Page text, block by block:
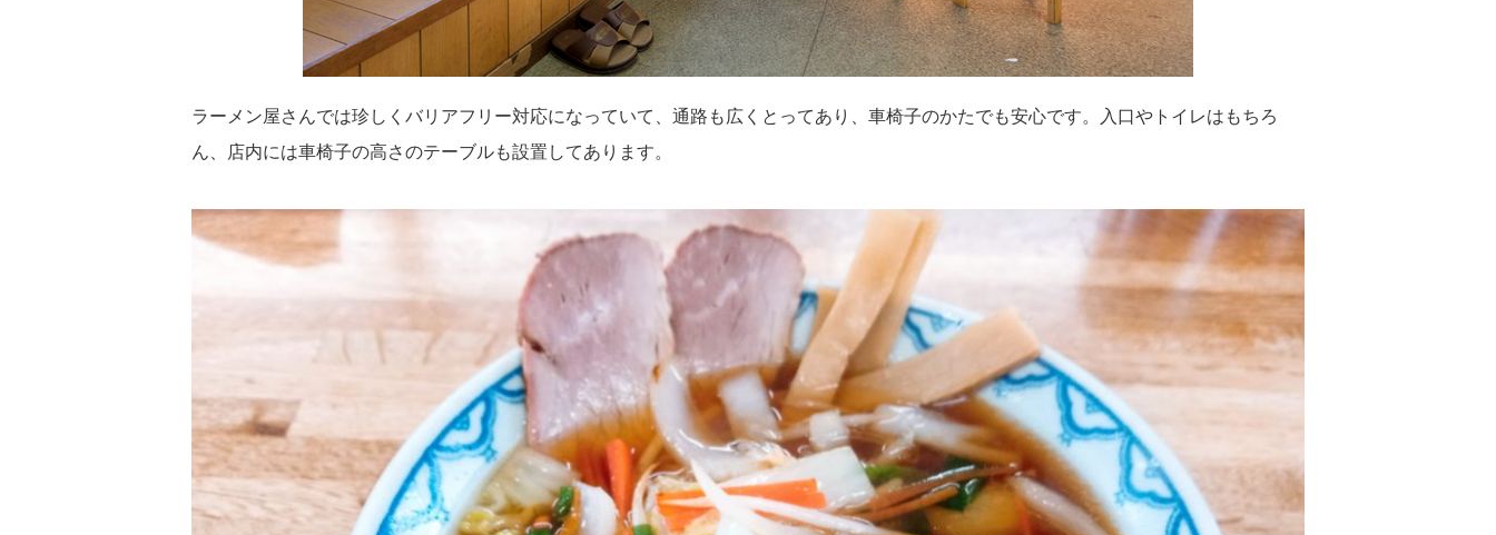
ラーメン屋さんでは珍しくバリアフリー対応になっていて、通路も広くとってあり、車椅子のかたでも安心です。入口やトイレはもちろ
ん、店内には車椅子の高さのテーブルも設置してあります。